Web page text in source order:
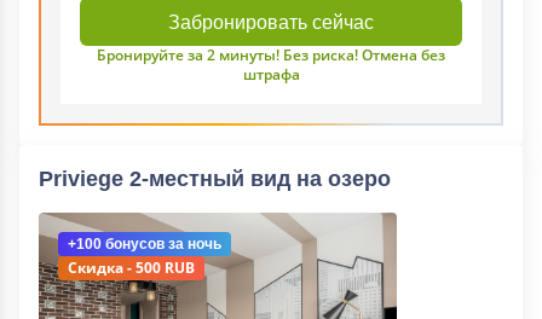
Забронировать сейчас
Бронируйте за 2 минуты! Без риска! Отмена без
штрафа
Priviege 2-местный вид на озеро
+100 бонусов за ночь
Скидка - 500 RUB